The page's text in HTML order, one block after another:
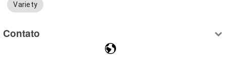
Variety
Contato